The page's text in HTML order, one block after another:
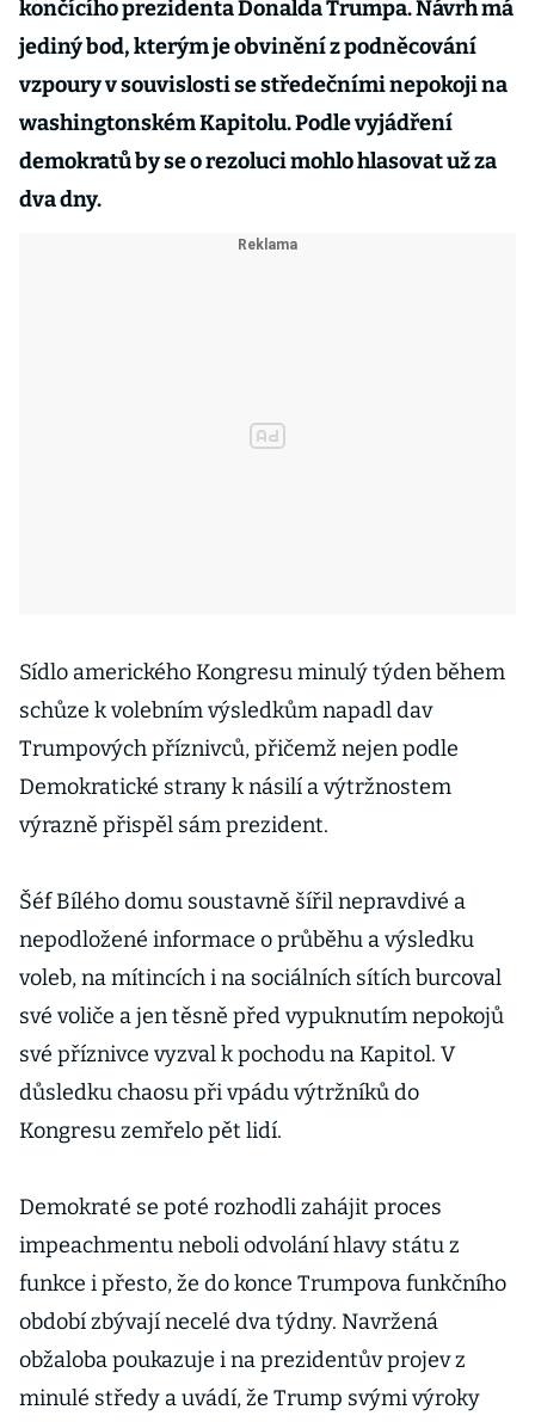
končícího prezidenta Donalda Trumpa. Návrh má
jediný bod, kterým je obvinění z podněcování
vzpoury v souvislosti se středečními nepokoji na
washingtonském Kapitolu. Podle vyjádření
demokratů by se o rezoluci mohlo hlasovat už za
dva dny.
Sídlo amerického Kongresu minulý týden během
schůze k volebním výsledkům napadl dav
Trumpových příznivců, přičemž nejen podle
Demokratické strany k násilí a výtržnostem
výrazně přispěl sám prezident.
Šéf Bílého domu soustavně šířil nepravdivé a
nepodložené informace o průběhu a výsledku
voleb, na mítincích i na sociálních sítích burcoval
své voliče a jen těsně před vypuknutím nepokojů
své příznivce vyzval k pochodu na Kapitol. V
důsledku chaosu při vpádu výtržníků do
Kongresu zemřelo pět lidí.
Demokraté se poté rozhodli zahájit proces
impeachmentu neboli odvolání hlavy státu z
funkce i přesto, že do konce Trumpova funkčního
období zbývají necelé dva týdny. Navržená
obžaloba poukazuje i na prezidentův projev z
minulé středy a uvádí, že Trump svými výroky